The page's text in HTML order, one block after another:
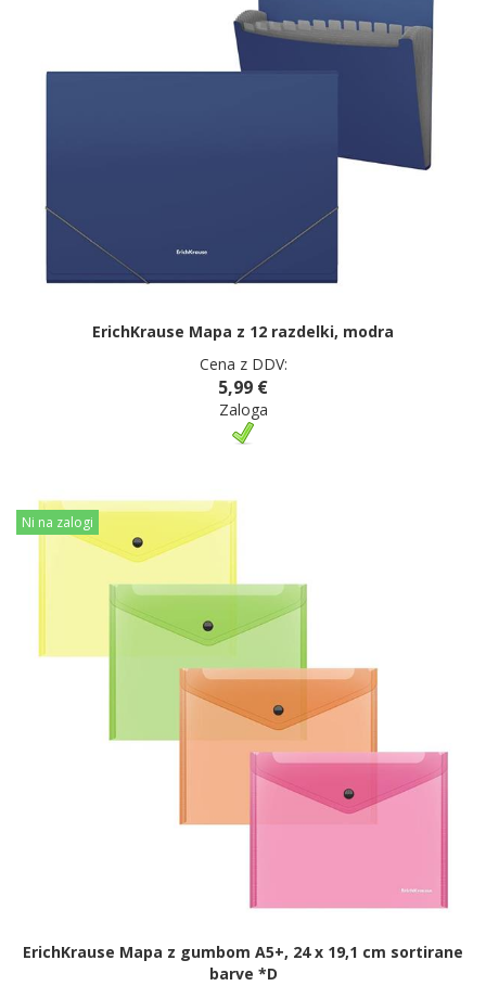
ErichKrause Mapa z 12 razdelki, modra
Cena z DDV:
5,99 €
Zaloga
Ni na zalogi
ErichKrause Mapa z gumbom A5+, 24 x 19,1 cm sortirane
barve *D